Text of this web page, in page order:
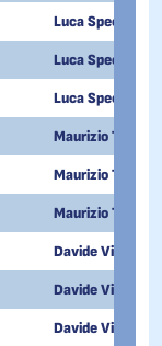
Luca
Luca
Luca
Maurizio Tunno
Maurizio Tunno
Maurizio Tunno
Davide Viscardi
Davide Viscardi
Davide Viscardi